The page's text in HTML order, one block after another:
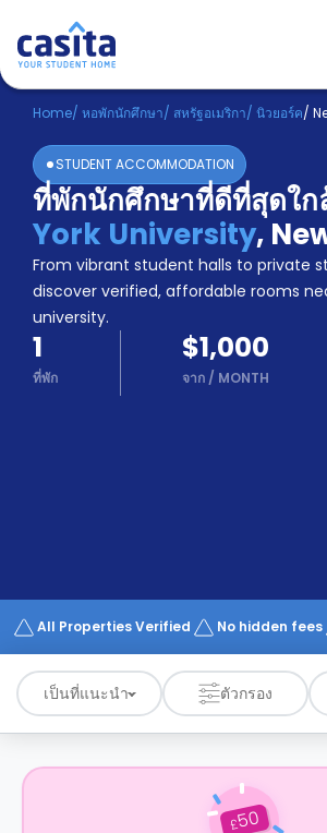
Home TH USD
เข้าสู่
ระบบ
Booking
Accommodation
About
us
Blog
Refer
And
Earn
Become
Works
Home/ หอพักนักศึกษา/ สหรัฐอเมริกา/ นิวยอร์ค/
STUDENT ACCOMMODATION
ที่พักนักศึกษาที่ดีที่สุดใก
York University,
From vibrant student halls to private
discover verified, affordable rooms
university.
1
ที่พัก
$1,000
จาก / MONTH
All Properties Verified No hidden fees
เป็นที่แนะนำ ตัวกรอง
£50